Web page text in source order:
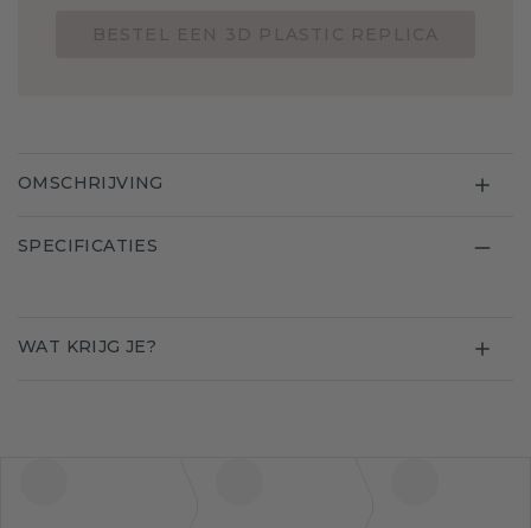
OMSCHRIJVING
SPECIFICATIES
WAT KRIJG JE?